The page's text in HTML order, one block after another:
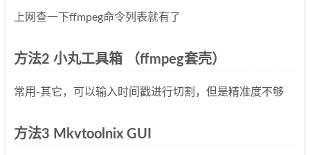
上网查一下ffmpeg命令列表就有了
方法2 小丸工具箱 （ffmpeg套壳）
常用-其它，可以输入时间戳进行切割，但是精准度不够
方法3 Mkvtoolnix GUI